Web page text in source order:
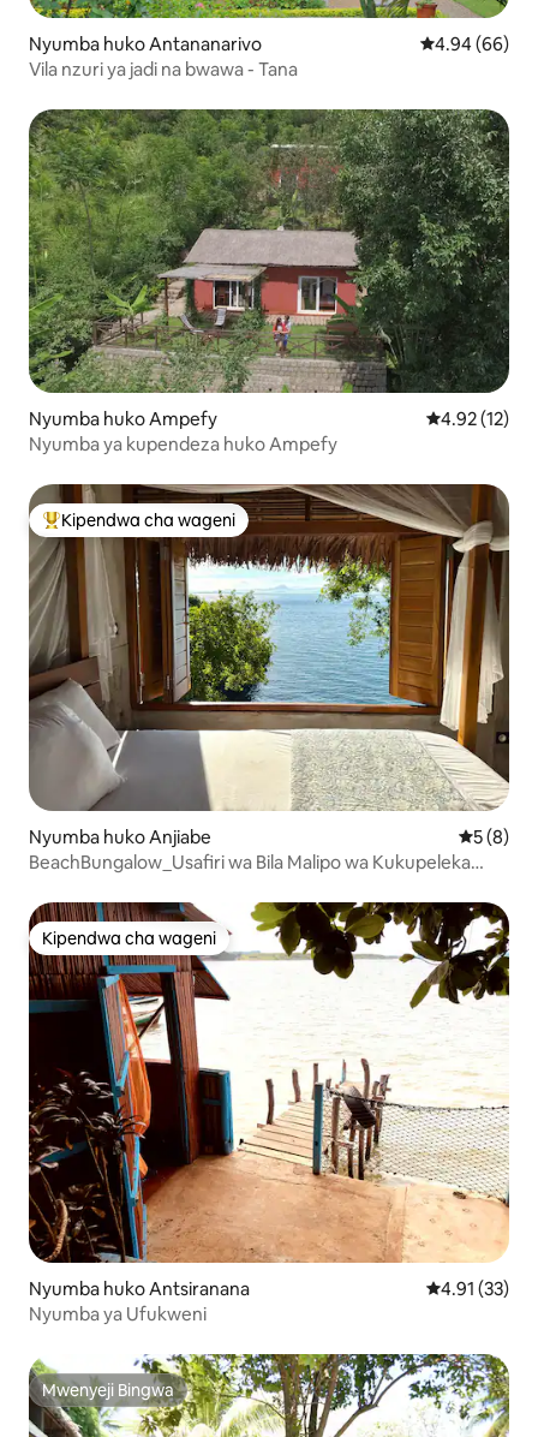
Nyumba huko Antananarivo Ukadiriaji wa
4.94 (66)
Vila nzuri ya jadi na bwawa - Tana
Nyumba huko Ampefy Ukadiriaji wa
4.92 (12)
Nyumba ya kupendeza huko Ampefy
Kipendwa maarufu cha wageni
Kipendwa cha wageni
Nyumba huko Anjiabe
5 (8)
BeachBungalow_Usafiri wa Bila Malipo wa Kukupeleka
Kipendwa cha wageni
Kipendwa cha wageni
Nyumba huko Antsiranana Ukadiriaji wa
4.91 (33)
Nyumba ya Ufukweni
Mwenyeji Bingwa
Mwenyeji Bingwa